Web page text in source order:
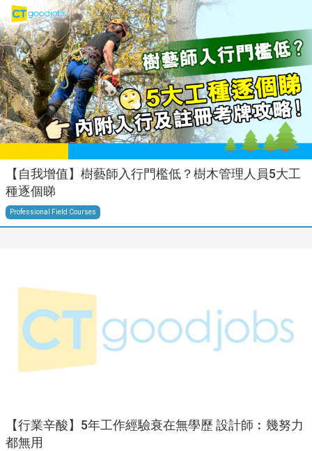
【自我增值】樹藝師入行門檻低？樹木管理人員5大工
種逐個睇
Professional Field Courses
【行業辛酸】5年工作經驗衰在無學歷 設計師︰幾努力
都無用